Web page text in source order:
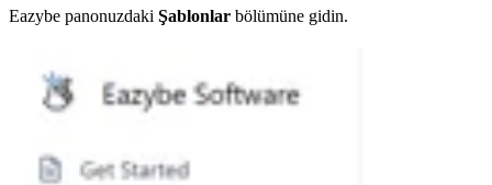
Eazybe panonuzdaki Şablonlar bölümüne gidin.